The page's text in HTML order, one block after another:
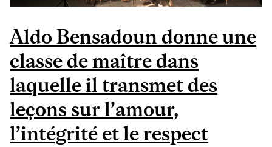
Aldo Bensadoun donne une
classe de maître dans
laquelle il transmet des
leçons sur l’amour,
l’intégrité et le respect